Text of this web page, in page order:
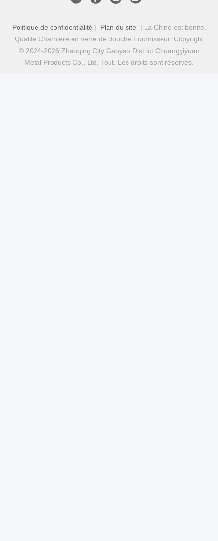
Politique de confidentialité | Plan du site | La Chine est bonne.
Qualité Charnière en verre de douche Fournisseur. Copyright
© 2024-2026 Zhaoqing City Gaoyao District Chuangyiyuan
Metal Products Co., Ltd. Tout. Les droits sont réservés.